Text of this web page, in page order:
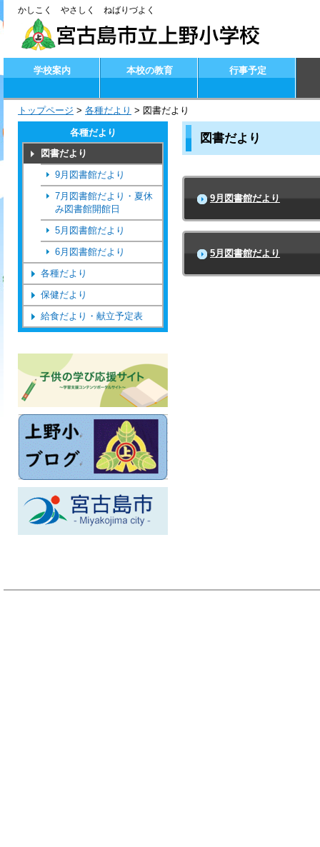
かしこく やさしく ねばりづよく
学校案内 本校の教育 行事予定
トップページ > 各種だより > 図書だより
図書だより
9月図書館だより
5月図書館だより
各種だより
図書だより
9月図書館だより
7月図書館だより・夏休
み図書館開館日
5月図書館だより
6月図書館だより
各種だより
保健だより
給食だより・献立予定表